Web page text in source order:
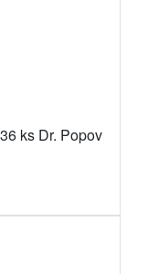
ks Dr. Popov